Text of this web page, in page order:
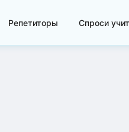
Репетиторы Спроси